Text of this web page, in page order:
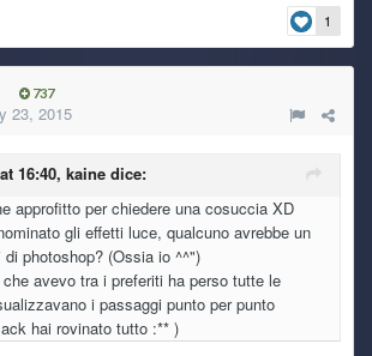
1
737
23, 2015
16:40, kaine dice:
approfitto per chiedere una cosuccia XD
gli effetti luce, qualcuno avrebbe un
di photoshop? (Ossia io ^^")
avevo tra i preferiti ha perso tutte le
i passaggi punto per punto
hai rovinato tutto :** )